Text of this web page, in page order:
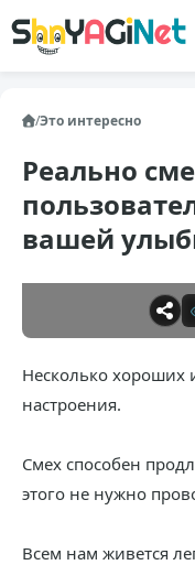
/Это интересно
Реально
вашей
Несколько хороших
настроения.
Смех способен
этого не нужно
Всем нам живется